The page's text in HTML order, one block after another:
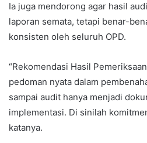
Ia juga mendorong agar hasil
laporan semata, tetapi benar-
konsisten oleh seluruh OPD.
“Rekomendasi Hasil
pedoman nyata dalam
sampai audit hanya menjadi
implementasi. Di sinilah
katanya.